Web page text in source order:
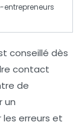
entrepreneurs
conseillé dès
contact
de
un
erreurs et